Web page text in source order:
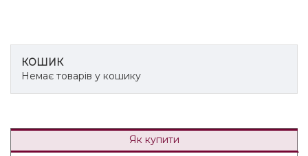
КОШИК
Немає товарів у кошику
Як купити